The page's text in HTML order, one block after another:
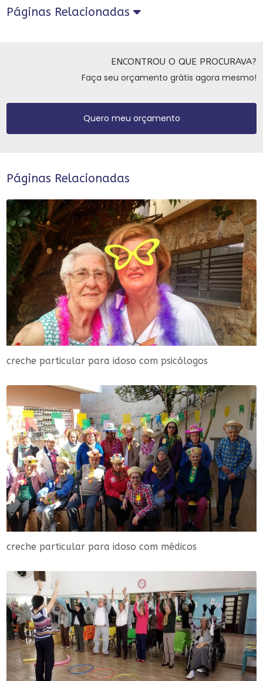
Páginas Relacionadas
ENCONTROU O QUE PROCURAVA?
Faça seu orçamento grátis agora mesmo!
Quero meu orçamento
Páginas Relacionadas
creche particular para idoso com psicólogos
creche particular para idoso com médicos